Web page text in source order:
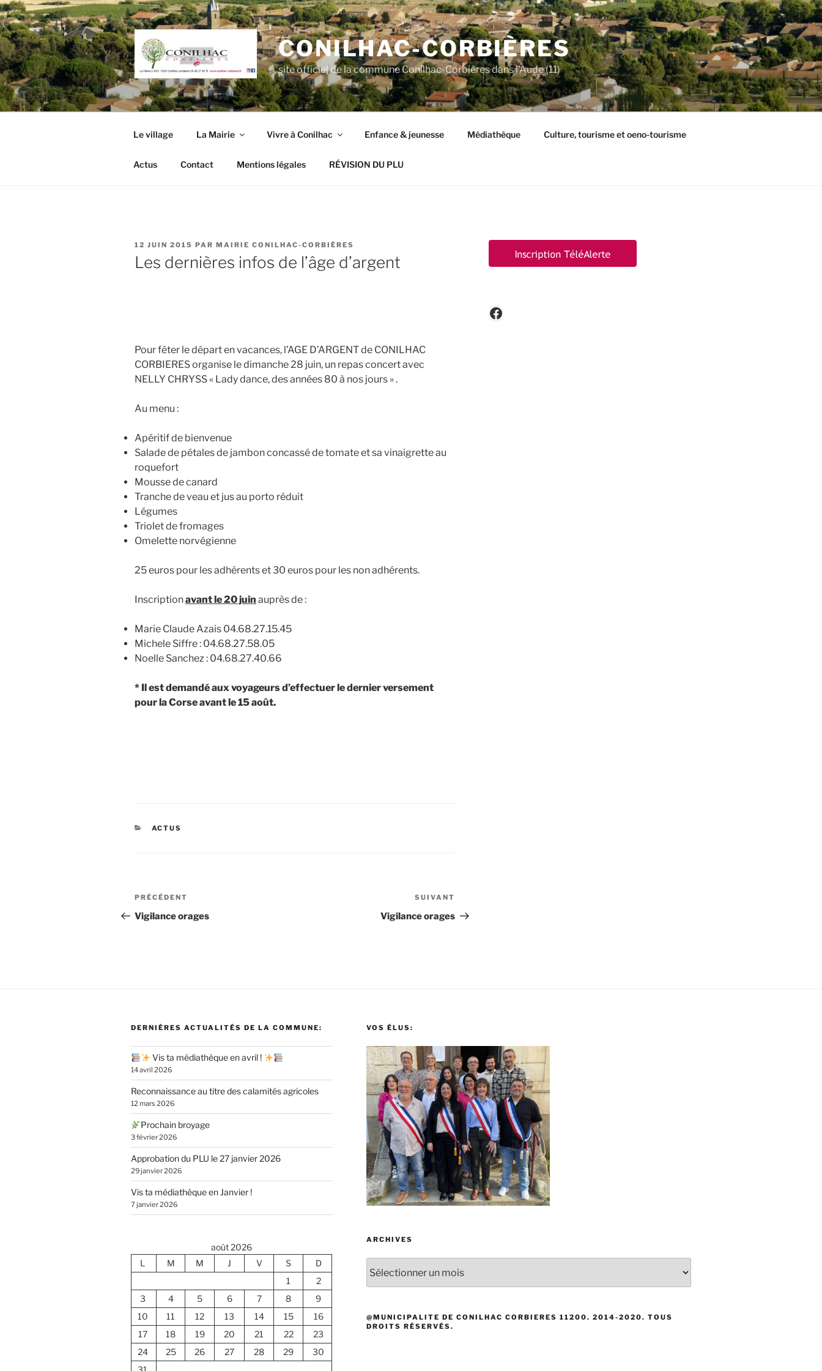
Aller
au
contenu
principal
CONILHAC-CORBIÈRES
site officiel de la commune Conilhac-Corbières dans l'Aude (11)
Le village La Mairie Vivre à Conilhac Enfance & jeunesse Médiathèque Culture, tourisme et oeno-tourisme
Actus Contact Mentions légales RÉVISION DU PLU
PUBLIÉ
LE
12 JUIN 2015 PAR MAIRIE CONILHAC-CORBIÈRES
Les dernières infos de l’âge d’argent
Pour fêter le départ en vacances, l’AGE D’ARGENT de CONILHAC
CORBIERES organise le dimanche 28 juin, un repas concert avec
NELLY CHRYSS « Lady dance, des années 80 à nos jours » .
Au menu :
Apéritif de bienvenue
Salade de pétales de jambon concassé de tomate et sa vinaigrette au
roquefort
Mousse de canard
Tranche de veau et jus au porto réduit
Légumes
Triolet de fromages
Omelette norvégienne
25 euros pour les adhérents et 30 euros pour les non adhérents.
Inscriptionavant le 20 juin auprès de :
Marie Claude Azais 04.68.27.15.45
Michele Siffre : 04.68.27.58.05
Noelle Sanchez : 04.68.27.40.66
* Il est demandé aux voyageurs d’effectuer le dernier versement
pour la Corse avant le 15 août.
CATÉGORIES
ACTUS
Navigation
de
Article
précédent
PRÉCÉDENT
Vigilance orages
suivant
SUIVANT
Vigilance orages
Facebook
DERNIÈRES ACTUALITÉS DE LA COMMUNE:
Vis ta médiathèque en avril !
14 avril 2026
Reconnaissance au titre des calamités agricoles
12 mars 2026
Prochain broyage
3 février 2026
Approbation du PLU le 27 janvier 2026
29 janvier 2026
Vis ta médiathèque en Janvier !
7 janvier 2026
août 2026
L
M M J V S
D
1
2
3
4 5 6 7 8
9
10
11 12 13 14 15
16
17
18 19 20 21 22
23
24
25 26 27 28 29
30
VOS ÉLUS:
ARCHIVES
@MUNICIPALITE DE CONILHAC CORBIERES 11200. 2014-2020. TOUS
DROITS RÉSERVÉS.